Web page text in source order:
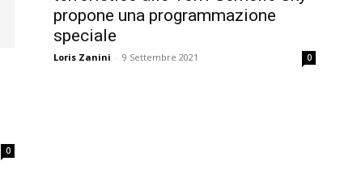
0
propone una programmazione
speciale
Loris Zanini - 9 Settembre 2021 0